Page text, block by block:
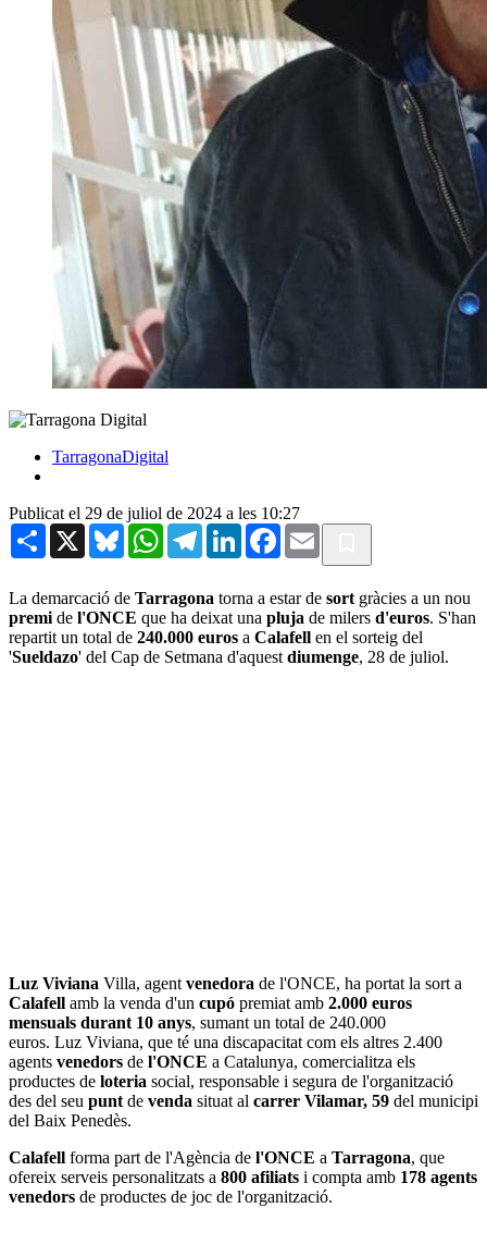
TarragonaDigital
Publicat el 29 de juliol de 2024 a les 10:27
Share X BlueskyWhatsAppTelegramLinkedInFacebook
Email
La demarcació de Tarragona torna a estar de sort gràcies a un nou
premi de l'ONCE que ha deixat una pluja de milers d'euros. S'han
repartit un total de 240.000 euros a Calafell en el sorteig del
'Sueldazo' del Cap de Setmana d'aquest diumenge, 28 de juliol.
Luz Viviana Villa, agent venedora de l'ONCE, ha portat la sort a
Calafell amb la venda d'un cupó premiat amb 2.000 euros
mensuals durant 10 anys, sumant un total de 240.000
euros. Luz Viviana, que té una discapacitat com els altres 2.400
agents venedors de l'ONCE a Catalunya, comercialitza els
productes de loteria social, responsable i segura de l'organització
des del seu punt de venda situat al carrer Vilamar, 59 del municipi
del Baix Penedès.
Calafell forma part de l'Agència de l'ONCE a Tarragona, que
ofereix serveis personalitzats a 800 afiliats i compta amb 178 agents
venedors de productes de joc de l'organització.